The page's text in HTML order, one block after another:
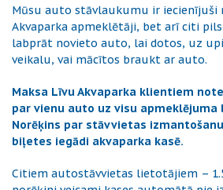
Mūsu auto stāvlaukumu ir iecienījuši
Akvaparka apmeklētāji, bet arī citi
labprāt novieto auto, lai dotos, uz
veikalu, vai mācītos braukt ar auto.
Maksa Līvu Akvaparka klientiem
par vienu auto uz visu apmeklējuma
Norēķins par stāvvietas
biļetes iegādi akvaparka kasē.
Citiem autostāvvietas lietotājiem –